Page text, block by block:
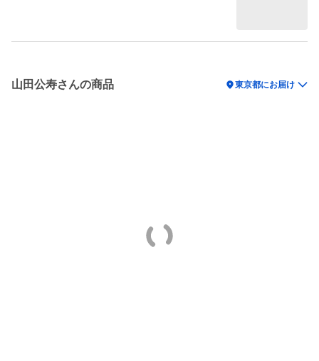
山田公寿さんの商品 location_on東京都にお届け